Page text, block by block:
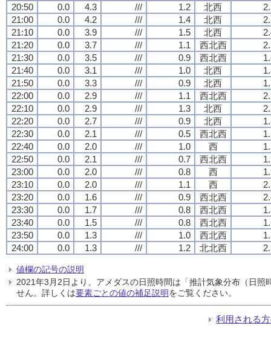
20:50
0.0 4.3 /// 1.2 北西
21:00
0.0 4.2 /// 1.4 北西
21:10
0.0 3.9 /// 1.5 北西
21:20
0.0 3.7 /// 1.1 西北西
21:30
0.0 3.5 /// 0.9 西北西
21:40
0.0 3.1 /// 1.0 北西
21:50
0.0 3.3 /// 0.9 北西
22:00
0.0 2.9 /// 1.1 西北西
22:10
0.0 2.9 /// 1.3 北西
22:20
0.0 2.7 /// 0.9 北西
22:30
0.0 2.1 /// 0.5 西北西
22:40
0.0 2.0 /// 1.0 西
22:50
0.0 2.1 /// 0.7 西北西
23:00
0.0 2.0 /// 0.8 西
23:10
0.0 2.0 /// 1.1 西
23:20
0.0 1.6 /// 0.9 西北西
23:30
0.0 1.7 /// 0.8 西北西
23:40
0.0 1.5 /// 0.8 西北西
23:50
0.0 1.3 /// 1.0 西北西
24:00
0.0 1.3 /// 1.2 北北西
値欄の記号の説明
2021年3月2日より、アメダスの日照時間は「推計気象分布（日
せん。詳しくは要素ごとの値の補足説明をご覧ください。
利用される